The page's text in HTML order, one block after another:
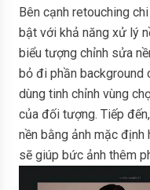
Bên cạnh retouching
bật với khả năng xử lý
biểu tượng chỉnh sửa
bỏ đi phần background
dùng tinh chỉnh vùng
của đối tượng. Tiếp
nền bằng ảnh mặc định
sẽ giúp bức ảnh thêm